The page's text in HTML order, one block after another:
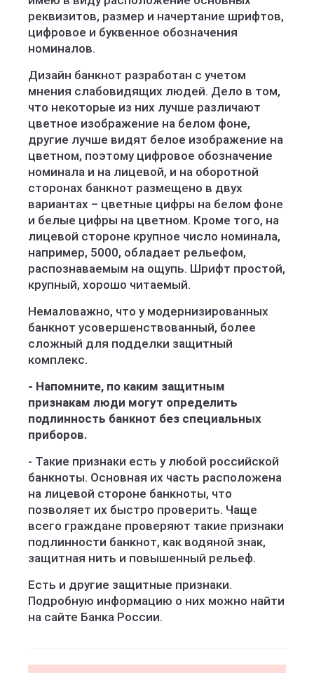
реквизитов, размер и начертание шрифтов,
цифровое и буквенное обозначения
номиналов.
Дизайн банкнот разработан с учетом
мнения слабовидящих людей. Дело в том,
что некоторые из них лучше различают
цветное изображение на белом фоне,
другие лучше видят белое изображение на
цветном, поэтому цифровое обозначение
номинала и на лицевой, и на оборотной
сторонах банкнот размещено в двух
вариантах – цветные цифры на белом фоне
и белые цифры на цветном. Кроме того, на
лицевой стороне крупное число номинала,
например, 5000, обладает рельефом,
распознаваемым на ощупь. Шрифт простой,
крупный, хорошо читаемый.
Немаловажно, что у модернизированных
банкнот усовершенствованный, более
сложный для подделки защитный
комплекс.
- Напомните, по каким защитным
признакам люди могут определить
подлинность банкнот без специальных
приборов.
- Такие признаки есть у любой российской
банкноты. Основная их часть расположена
на лицевой стороне банкноты, что
позволяет их быстро проверить. Чаще
всего граждане проверяют такие признаки
подлинности банкнот, как водяной знак,
защитная нить и повышенный рельеф.
Есть и другие защитные признаки.
Подробную информацию о них можно найти
на сайте Банка России.